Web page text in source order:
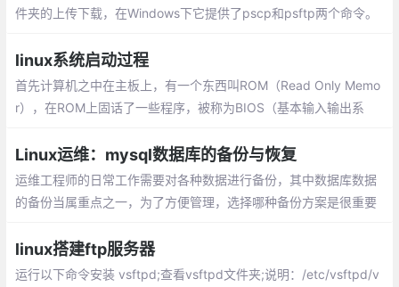
件夹的上传下载，在Windows下它提供了pscp和psftp两个命令。
该命令。
linux系统启动过程
首先计算机之中在主板上，有一个东西叫ROM（Read Only Memo
r），在ROM上固话了一些程序，被称为BIOS（基本输入输出系
保护模式
Linux运维：mysql数据库的备份与恢复
运维工程师的日常工作需要对各种数据进行备份，其中数据库数据
的备份当属重点之一，为了方便管理，选择哪种备份方案是很重要
个完全拷贝
linux搭建ftp服务器
运行以下命令安装 vsftpd;查看vsftpd文件夹;说明：/etc/vsftpd/v